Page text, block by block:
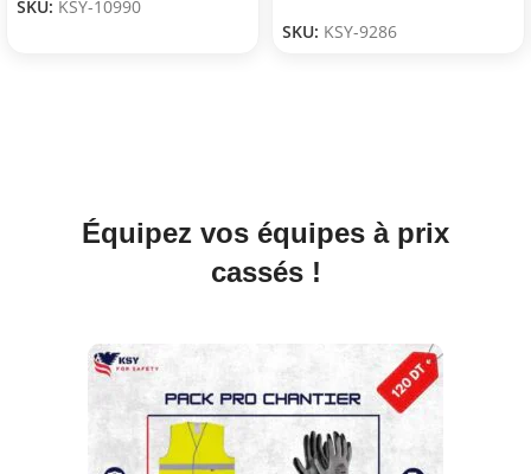
SKU: KSY-10990
SKU: KSY-9286
Équipez vos équipes à prix
cassés !